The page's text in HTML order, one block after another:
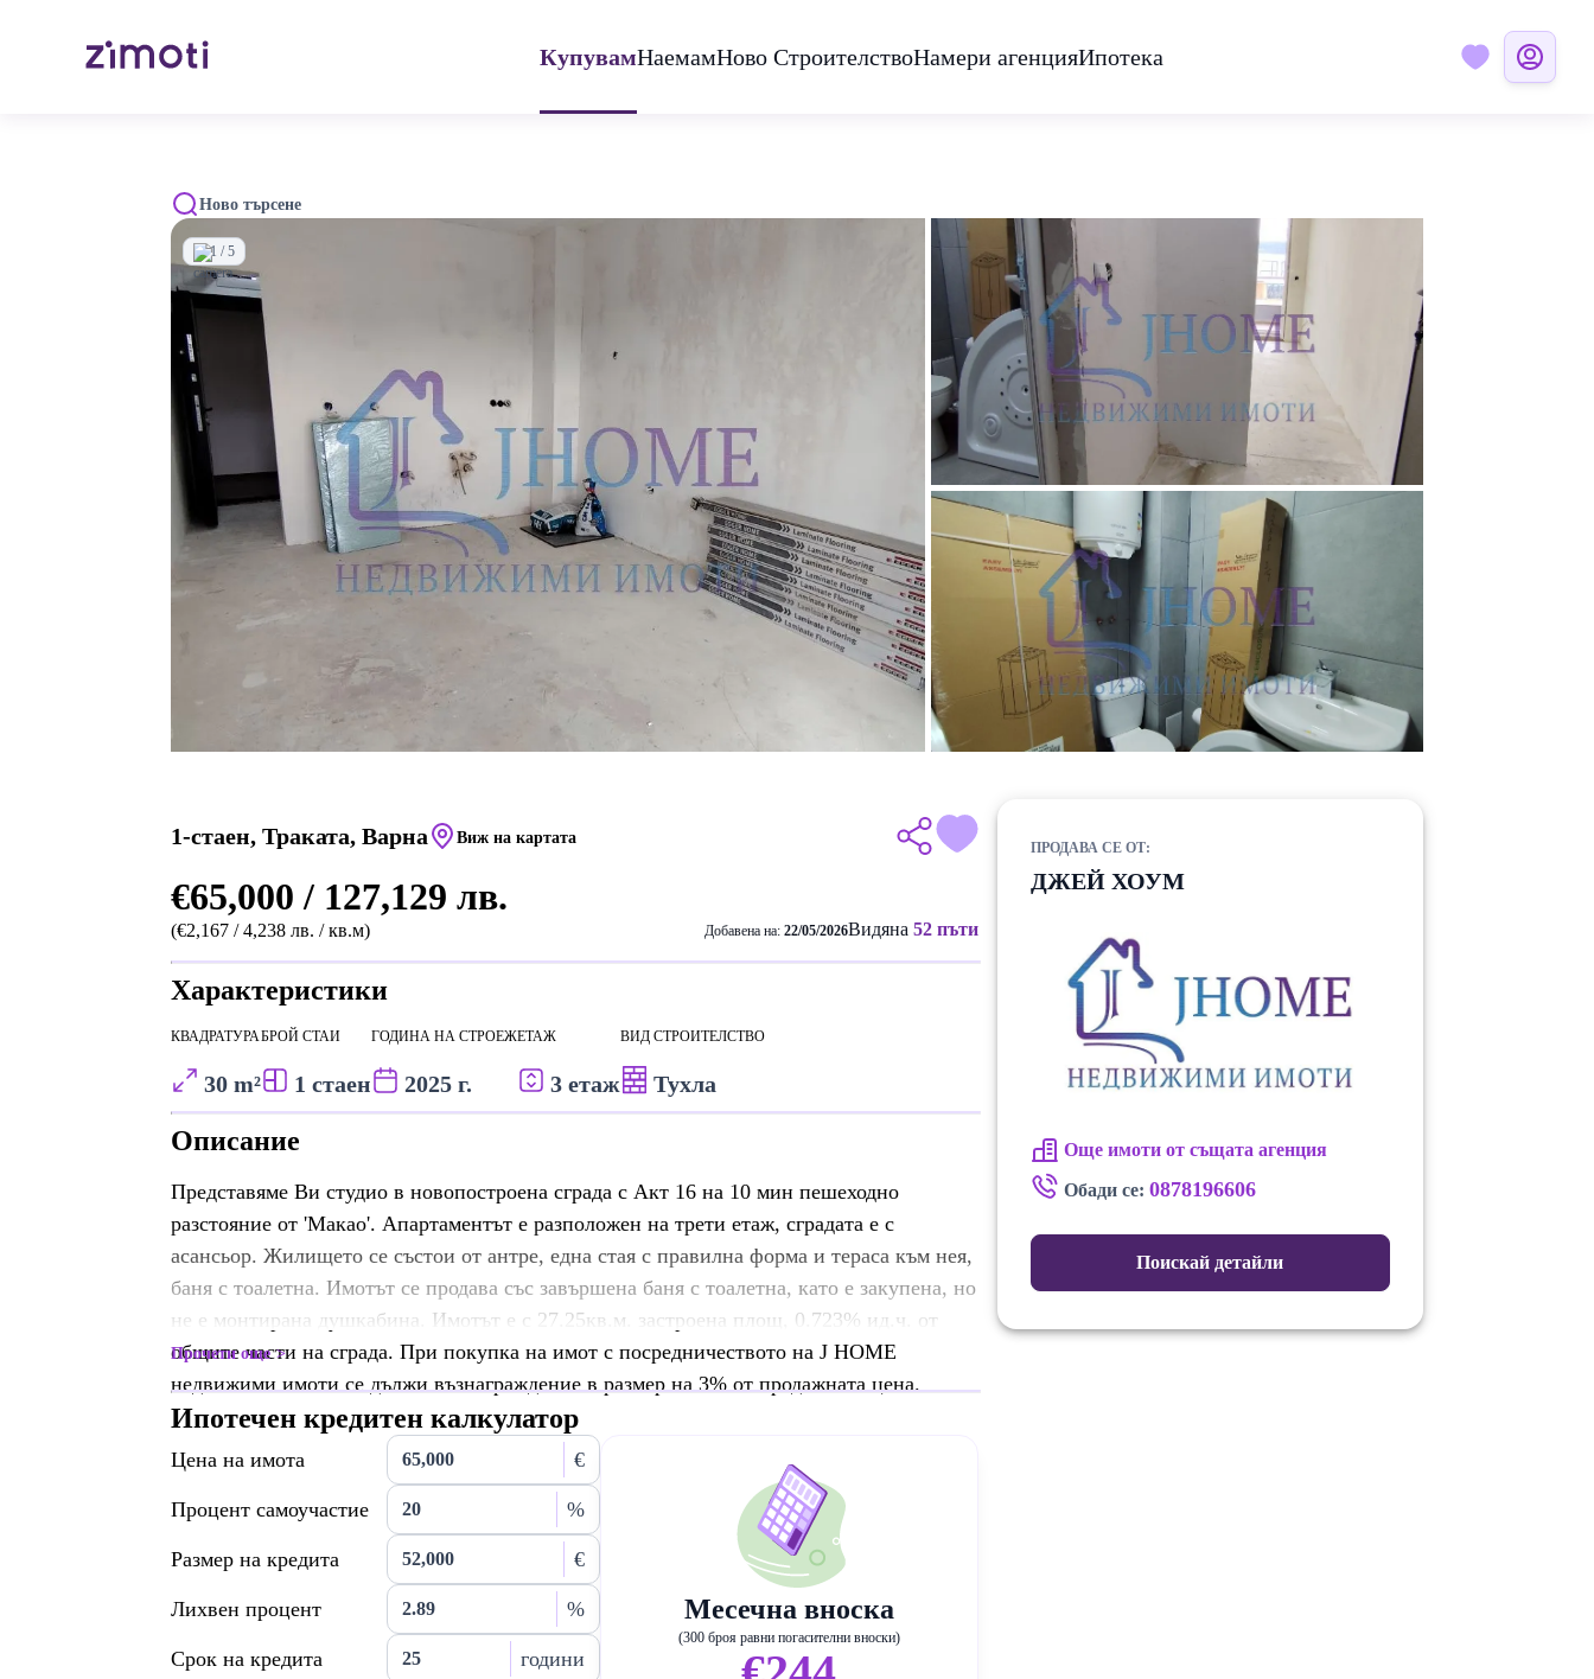
КупувамНаемамНово СтроителствоНамери агенцияИпотека
Ново търсене
1 / 5
1-стаен, Траката, Варна Виж на картата
€65,000 / 127,129 лв.
(€2,167 / 4,238 лв. / кв.м) Добавена на: 22/05/2026Видяна 52 пъти
Характеристики
КВАДРАТУРА
30 m²
БРОЙ СТАИ
1 стаен
ГОДИНА НА СТРОЕЖ
2025 г.
ЕТАЖ
3 етаж
ВИД СТРОИТЕЛСТВО
Тухла
Описание
Представяме Ви студио в новопостроена сграда с Акт 16 на 10 мин пешеходно
разстояние от 'Макао'. Апартаментът е разположен на трети етаж, сградата е с
асансьор. Жилището се състои от антре, една стая с правилна форма и тераса към нея,
баня с тоалетна. Имотът се продава със завършена баня с тоалетна, като е закупена, но
не е монтирана душкабина. Имотът е с 27.25кв.м. застроена площ, 0.723% ид.ч. от
общите части на сграда. При покупка на имот с посредничеството на J HOME
недвижими имоти се дължи възнаграждение в размер на 3% от продажната цена.
Прочети още
Ипотечен кредитен калкулатор
Цена на имота €
Процент самоучастие %
Размер на кредита €
Лихвен процент %
Срок на кредита
години
Месечна вноска
(300 броя равни погасителни вноски)
ПРОДАВА СЕ ОТ:
ДЖЕЙ ХОУМ
Още имоти от същата агенция
Обади се: 0878196606
Поискай детайли